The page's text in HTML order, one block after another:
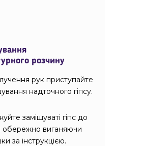
розчину
рук приступайте
надточного гіпсу.
замішуваті гіпс до
обережно виганяючи
за інструкцією.